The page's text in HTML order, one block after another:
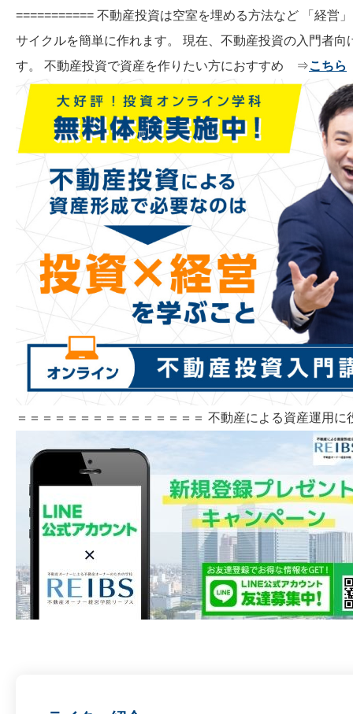
=========== 不動産投資は空室を埋める方法など 「経営
サイクルを簡単に作れます。 現在、不動産投資の入門者
す。 不動産投資で資産を作りたい方におすすめ ⇒こちら
＝＝＝＝＝＝＝＝＝＝＝＝＝＝＝ 不動産による資産運用